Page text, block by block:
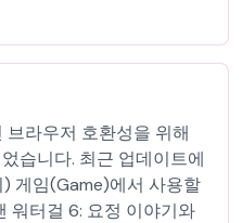
라우저 호환성을 위해
습니다. 최근 업데이트에
게임(Game)에서 사용할
워터걸 6: 요정 이야기와